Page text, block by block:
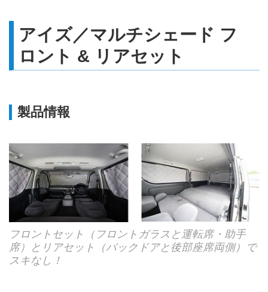
を紹介。カーネルが提唱する車中
泊“三種の神器”、車中泊の必需
品、おすすめグッズなど。
アイズ／マルチシェード フ
ロント & リアセット
製品情報
フロントセット（フロントガラスと運転席・助手
席）とリアセット（バックドアと後部座席両側）で
スキなし！